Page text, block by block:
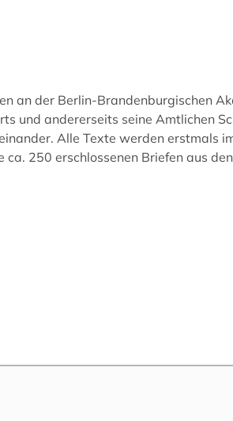
an der Berlin-Brandenburgischen
und andererseits seine Amtlichen
Alle Texte werden erstmals
250 erschlossenen Briefen aus